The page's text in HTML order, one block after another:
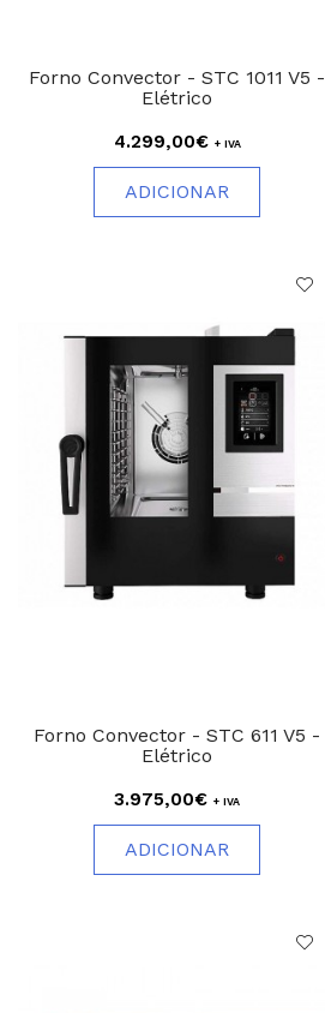
Forno Convector - STC 1011 V5 -
Elétrico
4.299,00€ + IVA
ADICIONAR
Forno Convector - STC 611 V5 -
Elétrico
3.975,00€ + IVA
ADICIONAR